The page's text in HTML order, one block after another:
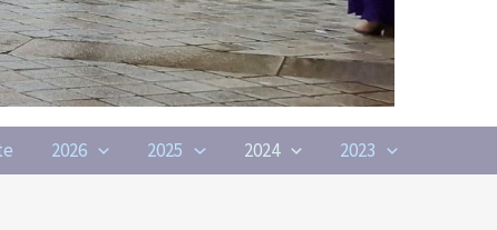
2026 2025 2024 2023